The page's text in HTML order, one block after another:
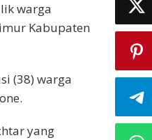
warga
Kabupaten
(38) warga
yang